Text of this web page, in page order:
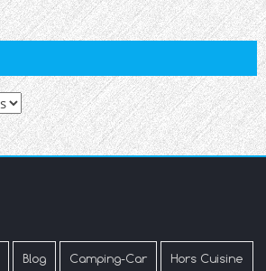
Blog Camping-Car Hors Cuisine